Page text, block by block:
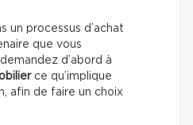
un processus d’achat
que vous
d’abord à
ce qu’implique
afin de faire un choix